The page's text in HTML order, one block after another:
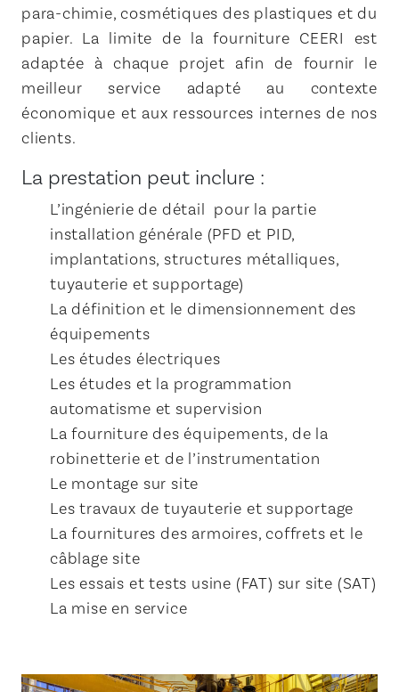
para-chimie, cosmétiques des plastiques et du
papier. La limite de la fourniture CEERI est
adaptée à chaque projet afin de fournir le
meilleur service adapté au contexte
économique et aux ressources internes de nos
clients.
La prestation peut inclure :
L’ingénierie de détail pour la partie
installation générale (PFD et PID,
implantations, structures métalliques,
tuyauterie et supportage)
La définition et le dimensionnement des
équipements
Les études électriques
Les études et la programmation
automatisme et supervision
La fourniture des équipements, de la
robinetterie et de l’instrumentation
Le montage sur site
Les travaux de tuyauterie et supportage
La fournitures des armoires, coffrets et le
câblage site
Les essais et tests usine (FAT) sur site (SAT)
La mise en service